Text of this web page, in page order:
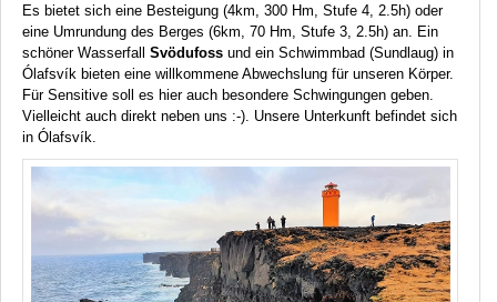
Es bietet sich eine Besteigung (4km, 300 Hm, Stufe 4, 2.5h) oder
eine Umrundung des Berges (6km, 70 Hm, Stufe 3, 2.5h) an. Ein
schöner Wasserfall Svödufoss und ein Schwimmbad (Sundlaug) in
Ólafsvík bieten eine willkommene Abwechslung für unseren Körper.
Für Sensitive soll es hier auch besondere Schwingungen geben.
Vielleicht auch direkt neben uns :-). Unsere Unterkunft befindet sich
in Ólafsvík.